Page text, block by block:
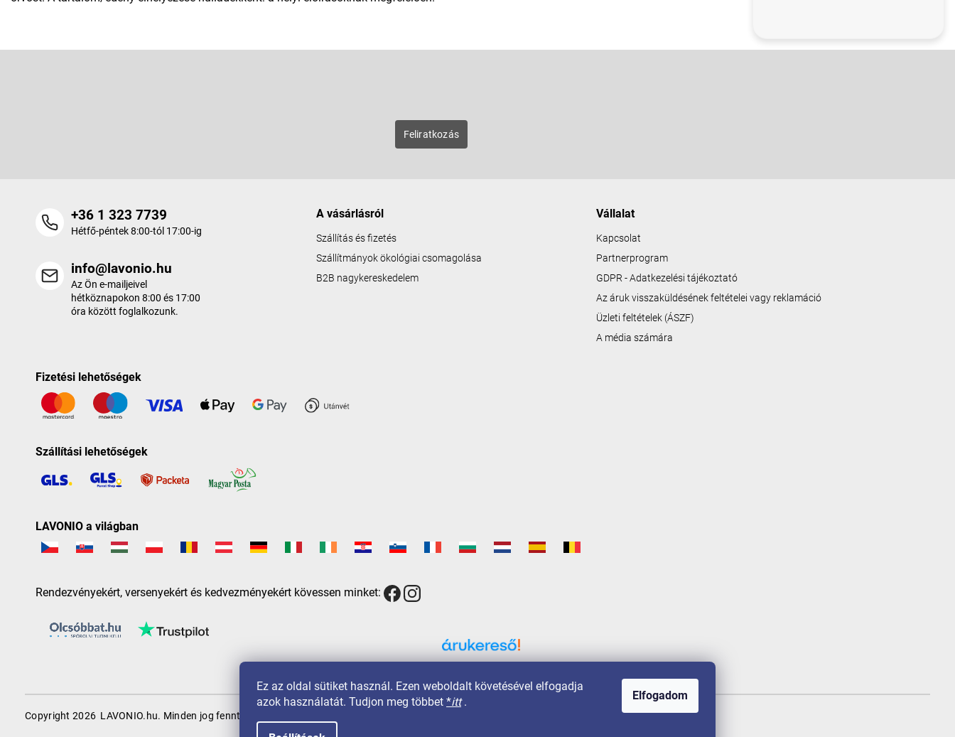
Ez az oldal sütiket használ. Ezen weboldalt követésével elfogadja
azok használatát. Tudjon meg többet *itt. Elfogadom
Feliratkozás
+36 1 323 7739
Hétfő-péntek 8:00-tól 17:00-ig
info@lavonio.hu
Az Ön e-mailjeivel
hétköznapokon 8:00 és 17:00
óra között foglalkozunk.
A vásárlásról
Szállítás és fizetés
Szállítmányok ökológiai csomagolása
B2B nagykereskedelem
Vállalat
Kapcsolat
Partnerprogram
GDPR - Adatkezelési tájékoztató
Az áruk visszaküldésének feltételei vagy reklamáció
Üzleti feltételek (ÁSZF)
A média számára
Fizetési lehetőségek
Szállítási lehetőségek
LAVONIO a világban
Rendezvényekért, versenyekért és kedvezményekért kövessen minket:
Copyright 2026 LAVONIO.hu. Minden jog fenntartva.